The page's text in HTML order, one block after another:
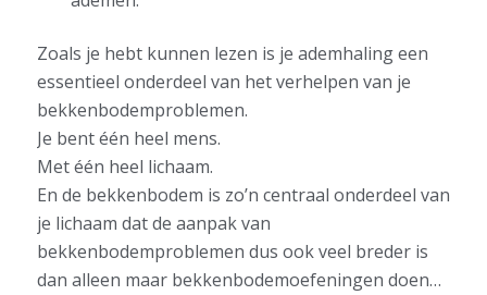
Zoals je hebt kunnen lezen is je ademhaling een
essentieel onderdeel van het verhelpen van je
bekkenbodemproblemen.
Je bent één heel mens.
Met één heel lichaam.
En de bekkenbodem is zo’n centraal onderdeel van
je lichaam dat de aanpak van
bekkenbodemproblemen dus ook veel breder is
dan alleen maar bekkenbodemoefeningen doen…